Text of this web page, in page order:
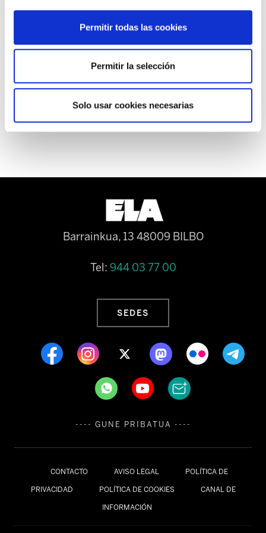
Permitir todas las cookies
Permitir la selección
Solo usar cookies necesarias
Eusko Jaurlaritza bete zure hitza, paganos lo
que es nuestro, ¡¡¡ la extra de diciembre del
2012, la queremos este mismo año 2013!!!!!
CONTACTO AVISO LEGAL POLÍTICA DE
PRIVACIDAD POLÍTICA DE COOKIES CANAL DE
INFORMACIÓN
Barrainkua, 13 48009 BILBO
Tel: 944 03 77 00
SEDES
---- GUNE PRIBATUA ----